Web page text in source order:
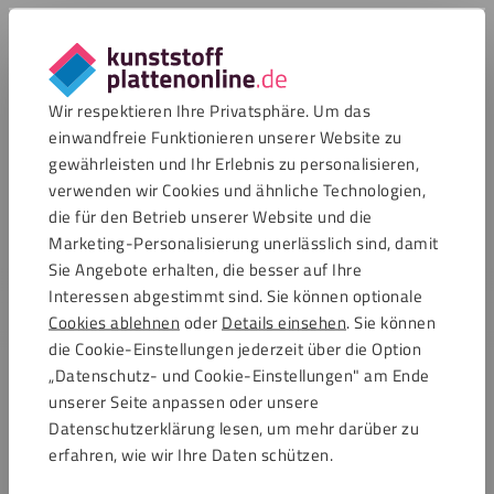
Wir respektieren Ihre Privatsphäre. Um das
einwandfreie Funktionieren unserer Website zu
gewährleisten und Ihr Erlebnis zu personalisieren,
verwenden wir Cookies und ähnliche Technologien,
die für den Betrieb unserer Website und die
Marketing-Personalisierung unerlässlich sind, damit
Sie Angebote erhalten, die besser auf Ihre
Interessen abgestimmt sind. Sie können optionale
Cookies ablehnen oder Details einsehen. Sie können
die Cookie-Einstellungen jederzeit über die Option
„Datenschutz- und Cookie-Einstellungen" am Ende
unserer Seite anpassen oder unsere
Datenschutzerklärung lesen, um mehr darüber zu
erfahren, wie wir Ihre Daten schützen.
Bearbeitung
Hart PVC 12mm lässt sich verschweißen, verkleben,
lackieren, bedrucken und ist gut zum Warmverformen.
Bohren
Weitere Informationen
Fräsen
Weitere Informationen
Kleben
Weitere Informationen
Alle anzeigen
Hart PVC 12mm im Zuschnitt
Sie können Ihre Kunststoffplatten im Zuschnitt auf